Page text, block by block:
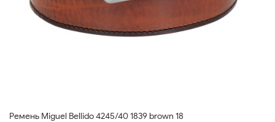
Ремень Miguel Bellido 4245/40 1839 brown 18